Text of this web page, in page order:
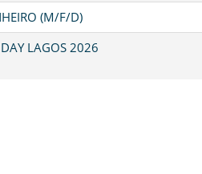
(M/F/D)
LAGOS 2026